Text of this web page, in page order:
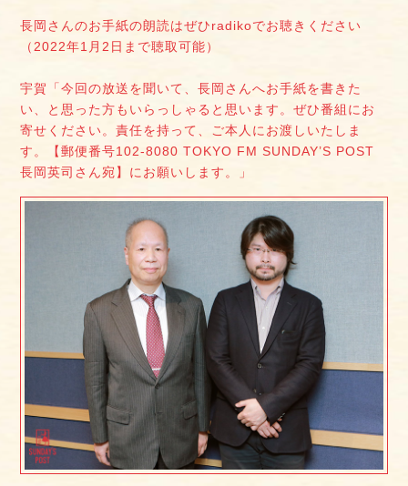
長岡さんのお手紙の朗読はぜひradikoでお聴きください
（2022年1月2日まで聴取可能）
宇賀「今回の放送を聞いて、長岡さんへお手紙を書きた
い、と思った方もいらっしゃると思います。ぜひ番組にお
寄せください。責任を持って、ご本人にお渡しいたしま
す。【郵便番号102-8080 TOKYO FM SUNDAY’S POST
長岡英司さん宛】にお願いします。」